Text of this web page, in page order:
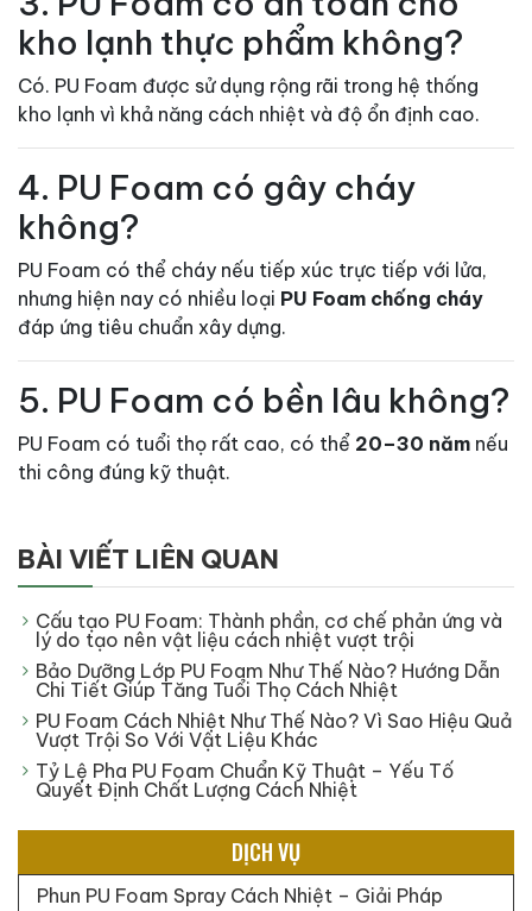
kho lạnh thực phẩm không?
Có. PU Foam được sử dụng rộng rãi trong hệ thống
kho lạnh vì khả năng cách nhiệt và độ ổn định cao.
4. PU Foam có gây cháy
không?
PU Foam có thể cháy nếu tiếp xúc trực tiếp với lửa,
nhưng hiện nay có nhiều loại PU Foam chống cháy
đáp ứng tiêu chuẩn xây dựng.
5. PU Foam có bền lâu không?
PU Foam có tuổi thọ rất cao, có thể 20–30 năm nếu
thi công đúng kỹ thuật.
BÀI VIẾT LIÊN QUAN
Cấu tạo PU Foam: Thành phần, cơ chế phản ứng và
lý do tạo nên vật liệu cách nhiệt vượt trội
Bảo Dưỡng Lớp PU Foam Như Thế Nào? Hướng Dẫn
Chi Tiết Giúp Tăng Tuổi Thọ Cách Nhiệt
PU Foam Cách Nhiệt Như Thế Nào? Vì Sao Hiệu Quả
Vượt Trội So Với Vật Liệu Khác
Tỷ Lệ Pha PU Foam Chuẩn Kỹ Thuật – Yếu Tố
Quyết Định Chất Lượng Cách Nhiệt
DỊCH VỤ
Phun PU Foam Spray Cách Nhiệt – Giải Pháp